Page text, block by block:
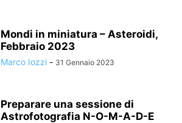
Mondi in miniatura – Asteroidi,
Febbraio 2023
Marco Iozzi - 31 Gennaio 2023
Preparare una sessione di
Astrofotografia N-O-M-A-D-E